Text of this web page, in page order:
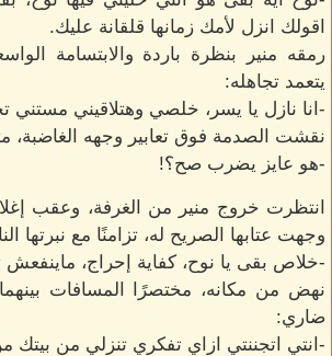
اقولك انزل لأمك زمانها قلقانة عليك.
رمقه منير بنظرة باردة والابتسامة
يتعمد تجاهله:
-انا نازل يا يسر، خلصي وهتلاقيني مستني
نقشت الصدمة فوق تعابير وجهه الغاضبة،
-هو عايز يضرب صح؟!
انتظرت خروج منير من الغرفة، وعقب
وجهت عتابها الصريح له، تزامنًا مع نبرتها
-خلاص بقى يا نوح، كفاية إحراج،
نهض من مكانه، مختصرًا المسافات
ضاري:
-انتي اتجننتي ازاي تفكري تنزلي من بيتك